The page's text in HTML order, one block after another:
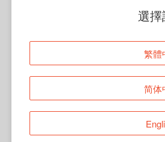
頁面無
登
返回
選
繁體
简体